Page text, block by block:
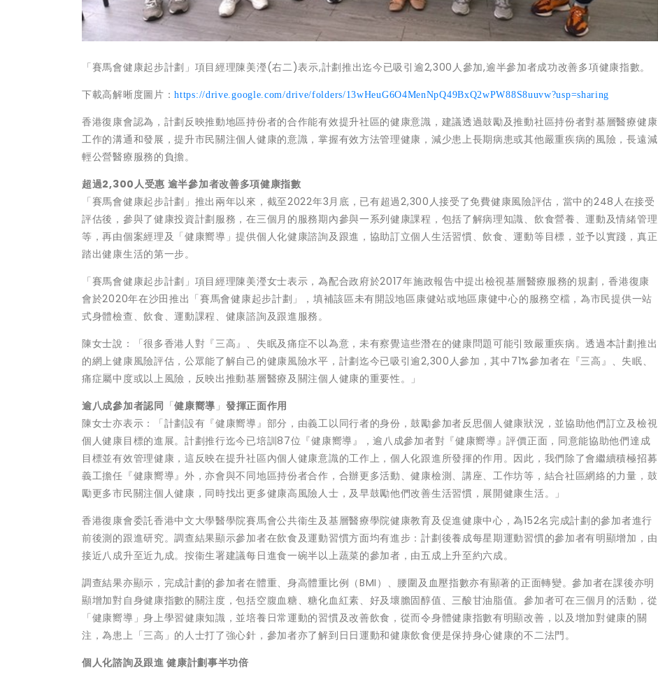
「賽馬會健康起步計劃」項目經理陳美瀅(右二)表示,計劃推出迄今已吸引逾2,300人參加,逾半參加者成功改善多項健康指數。
下載高解晰度圖片：https://drive.google.com/drive/folders/13wHeuG6O4MenNpQ49BxQ2wPW88S8uuvw?usp=sharing
香港復康會認為，計劃反映推動地區持份者的合作能有效提升社區的健康意識，建議透過鼓勵及推動社區持份者對基層醫療健康
工作的溝通和發展，提升市民關注個人健康的意識，掌握有效方法管理健康，減少患上長期病患或其他嚴重疾病的風險，長遠減
輕公營醫療服務的負擔。
超過2,300人受惠 逾半參加者改善多項健康指數
「賽馬會健康起步計劃」推出兩年以來，截至2022年3月底，已有超過2,300人接受了免費健康風險評估，當中的248人在接受
評估後，參與了健康投資計劃服務，在三個月的服務期內參與一系列健康課程，包括了解病理知識、飲食營養、運動及情緒管理
等，再由個案經理及「健康嚮導」提供個人化健康諮詢及跟進，協助訂立個人生活習慣、飲食、運動等目標，並予以實踐，真正
踏出健康生活的第一步。
「賽馬會健康起步計劃」項目經理陳美瀅女士表示，為配合政府於2017年施政報告中提出檢視基層醫療服務的規劃，香港復康
會於2020年在沙田推出「賽馬會健康起步計劃」，填補該區未有開設地區康健站或地區康健中心的服務空檔，為市民提供一站
式身體檢查、飲食、運動課程、健康諮詢及跟進服務。
陳女士說：「很多香港人對『三高』、失眠及痛症不以為意，未有察覺這些潛在的健康問題可能引致嚴重疾病。透過本計劃推出
的網上健康風險評估，公眾能了解自己的健康風險水平，計劃迄今已吸引逾2,300人參加，其中71%參加者在『三高』、失眠、
痛症屬中度或以上風險，反映出推動基層醫療及關注個人健康的重要性。」
逾八成參加者認同 「健康嚮導」 發揮正面作用
陳女士亦表示：「計劃設有『健康嚮導』部分，由義工以同行者的身份，鼓勵參加者反思個人健康狀況，並協助他們訂立及檢視
個人健康目標的進展。計劃推行迄今已培訓87位『健康嚮導』，逾八成參加者對『健康嚮導』評價正面，同意能協助他們達成
目標並有效管理健康，這反映在提升社區內個人健康意識的工作上，個人化跟進所發揮的作用。因此，我們除了會繼續積極招募
義工擔任『健康嚮導』外，亦會與不同地區持份者合作，合辦更多活動、健康檢測、講座、工作坊等，結合社區網絡的力量，鼓
勵更多市民關注個人健康，同時找出更多健康高風險人士，及早鼓勵他們改善生活習慣，展開健康生活。」
香港復康會委託香港中文大學醫學院賽馬會公共衞生及基層醫療學院健康教育及促進健康中心，為152名完成計劃的參加者進行
前後測的跟進研究。調查結果顯示參加者在飲食及運動習慣方面均有進步：計劃後養成每星期運動習慣的參加者有明顯增加，由
接近八成升至近九成。按衞生署建議每日進食一碗半以上蔬菜的參加者，由五成上升至約六成。
調查結果亦顯示，完成計劃的參加者在體重、身高體重比例（BMI）、腰圍及血壓指數亦有顯著的正面轉變。參加者在課後亦明
顯增加對自身健康指數的關注度，包括空腹血糖、糖化血紅素、好及壞膽固醇值、三酸甘油脂值。參加者可在三個月的活動，從
「健康嚮導」身上學習健康知識，並培養日常運動的習慣及改善飲食，從而令身體健康指數有明顯改善，以及增加對健康的關
注，為患上「三高」的人士打了強心針，參加者亦了解到日日運動和健康飲食便是保持身心健康的不二法門。
個人化諮詢及跟進 健康計劃事半功倍